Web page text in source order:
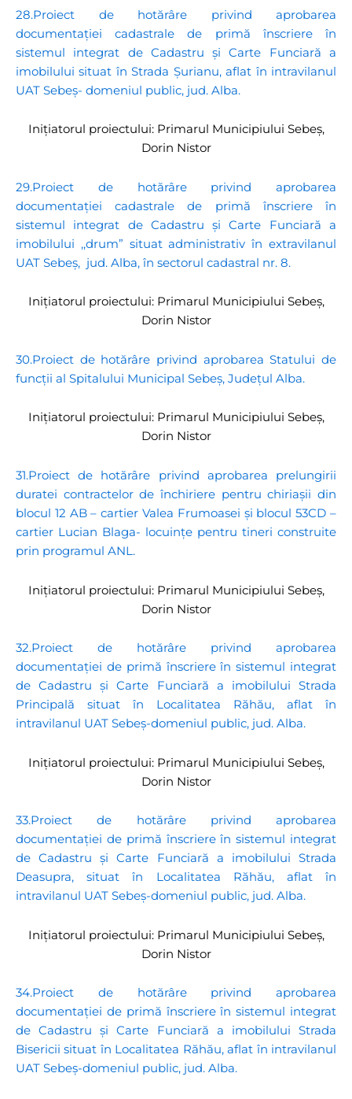
28.Proiect de hotărâre privind aprobarea
documentației cadastrale de primă înscriere în
sistemul integrat de Cadastru și Carte Funciară a
imobilului situat în Strada Șurianu, aflat în intravilanul
UAT Sebeș- domeniul public, jud. Alba.
Inițiatorul proiectului: Primarul Municipiului Sebeș,
Dorin Nistor
29.Proiect de hotărâre privind aprobarea
documentației cadastrale de primă înscriere în
sistemul integrat de Cadastru și Carte Funciară a
imobilului ,,drum” situat administrativ în extravilanul
UAT Sebeș, jud. Alba, în sectorul cadastral nr. 8.
Inițiatorul proiectului: Primarul Municipiului Sebeș,
Dorin Nistor
30.Proiect de hotărâre privind aprobarea Statului de
funcții al Spitalului Municipal Sebeș, Județul Alba.
Inițiatorul proiectului: Primarul Municipiului Sebeș,
Dorin Nistor
31.Proiect de hotărâre privind aprobarea prelungirii
duratei contractelor de închiriere pentru chiriașii din
blocul 12 AB – cartier Valea Frumoasei și blocul 53CD –
cartier Lucian Blaga- locuințe pentru tineri construite
prin programul ANL.
Inițiatorul proiectului: Primarul Municipiului Sebeș,
Dorin Nistor
32.Proiect de hotărâre privind aprobarea
documentației de primă înscriere în sistemul integrat
de Cadastru și Carte Funciară a imobilului Strada
Principală situat în Localitatea Răhău, aflat în
intravilanul UAT Sebeș-domeniul public, jud. Alba.
Inițiatorul proiectului: Primarul Municipiului Sebeș,
Dorin Nistor
33.Proiect de hotărâre privind aprobarea
documentației de primă înscriere în sistemul integrat
de Cadastru și Carte Funciară a imobilului Strada
Deasupra, situat în Localitatea Răhău, aflat în
intravilanul UAT Sebeș-domeniul public, jud. Alba.
Inițiatorul proiectului: Primarul Municipiului Sebeș,
Dorin Nistor
34.Proiect de hotărâre privind aprobarea
documentației de primă înscriere în sistemul integrat
de Cadastru și Carte Funciară a imobilului Strada
Bisericii situat în Localitatea Răhău, aflat în intravilanul
UAT Sebeș-domeniul public, jud. Alba.